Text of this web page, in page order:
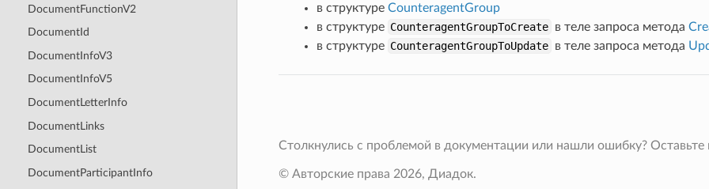
DocumentFunctionV2
DocumentId
DocumentInfoV3
DocumentInfoV5
DocumentLetterInfo
DocumentLinks
DocumentList
DocumentParticipantInfo
в структуре CounteragentGroup
в структуре CounteragentGroupToCreate в теле запроса метода
в структуре CounteragentGroupToUpdate в теле запроса метода
Столкнулись с проблемой в документации или нашли ошибку?
© Авторские права 2026, Диадок.